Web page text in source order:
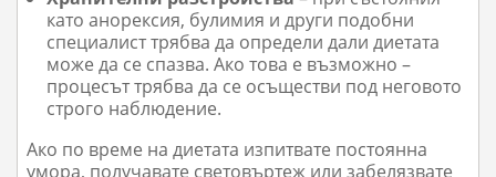
като анорексия, булимия и други подобни
специалист трябва да определи дали диетата
може да се спазва. Ако това е възможно –
процесът трябва да се осъществи под неговото
строго наблюдение.
Ако по време на диетата изпитвате постоянна
умора, получавате световъртеж или забелязвате